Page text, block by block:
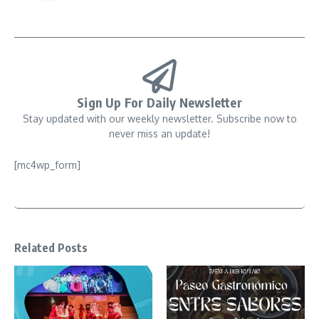
Sign Up For Daily Newsletter
Stay updated with our weekly newsletter. Subscribe now to
never miss an update!
[mc4wp_form]
Related Posts